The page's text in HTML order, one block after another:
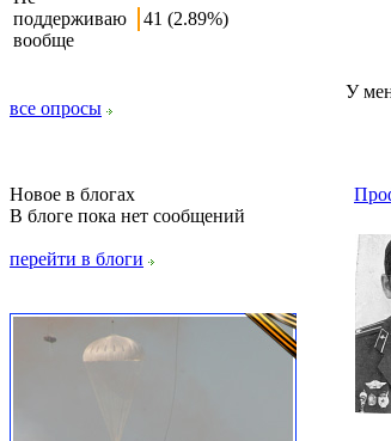
поддерживаю
вообще
41 (2.89%)
все опросы
Новое в блогах
В блоге пока нет сообщений
перейти в блоги
У